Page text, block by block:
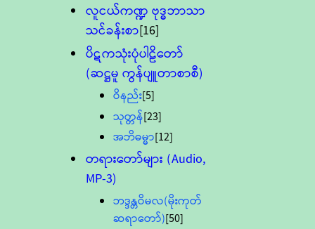
လူငယ်ကဏ္ဍ ဗုဒ္ဓဘာသာ
သင်ခန်းစာ[16]
ပိဋကသုံးပုံပါဠိတော်
(ဆဋ္ဌမူ ကွန်ပျူတာစာစီ)
ဝိနည်း[5]
သုတ္တန်[23]
အဘိဓမ္မာ[12]
တရားတော်များ (Audio,
MP-3)
ဘဒ္ဒန္တဝိမလ(မိုးကုတ်
ဆရာတော်)[50]